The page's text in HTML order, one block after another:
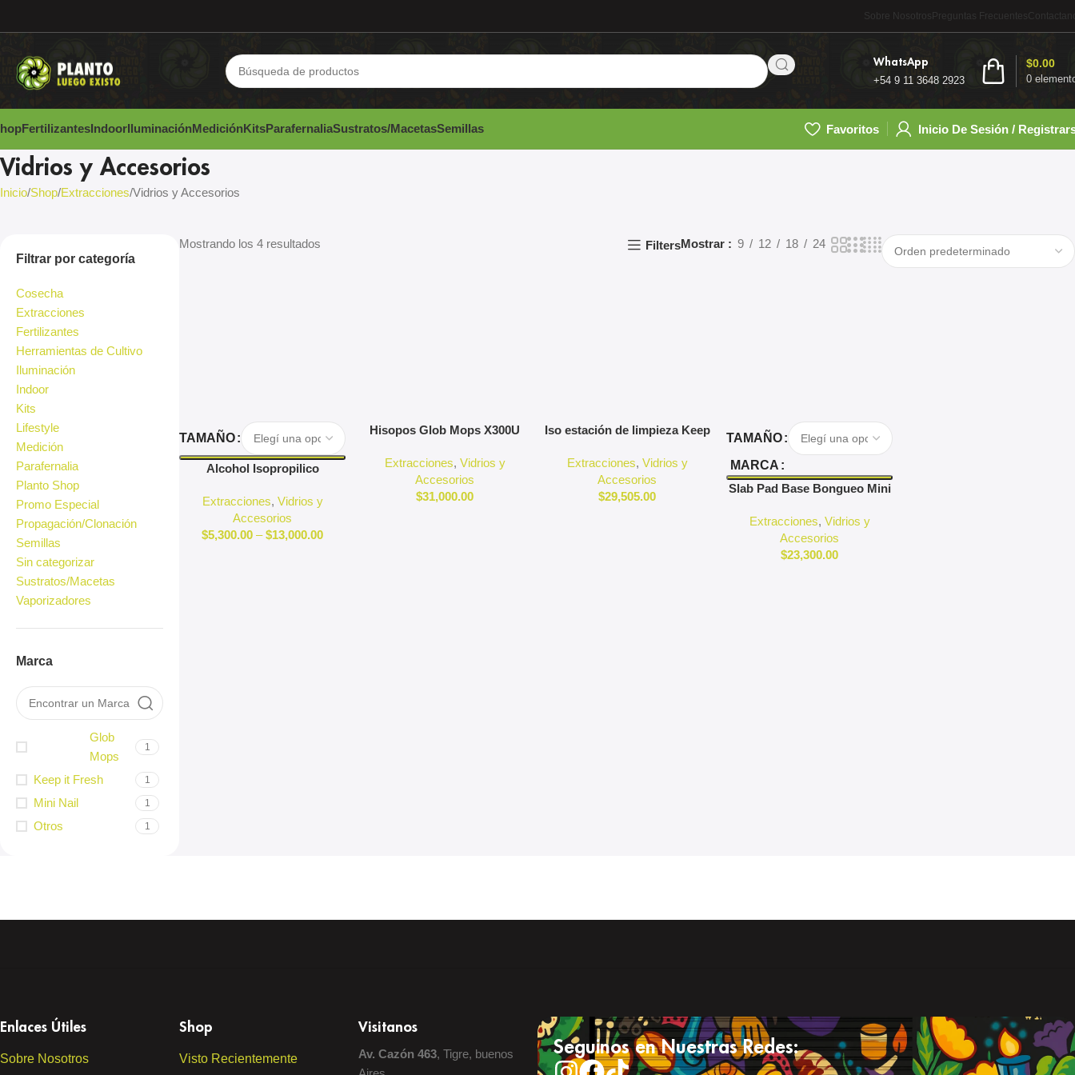
Sobre Nosotros Preguntas Frecuentes
WhatsApp
+54 9 11 3648 2923 0
$0.00
FertilizantesIndoorIluminaciónMediciónKitsParafernaliaSustratos/MacetasSemillas Favoritos Inicio De Sesión /
Vidrios y Accesorios
Inicio Shop Extracciones Vidrios y Accesorios
Filtrar por categoría
Cosecha
Extracciones
Fertilizantes
Herramientas de Cultivo
Iluminación
Indoor
Kits
Lifestyle
Medición
Parafernalia
Planto Shop
Promo Especial
Propagación/Clonación
Semillas
Sin categorizar
Sustratos/Macetas
Vaporizadores
Marca
Glob
Mops
1
Keep it Fresh 1
Mini Nail 1
Otros 1
Mostrando los 4 resultados FiltersMostrar 9 12 18 24
Seleccionar Opciones
TAMAÑO
Alcohol Isopropilico
Extracciones, Vidrios y
Accesorios
$5,300.00 – $13,000.00
Agregar Al Carrito
Hisopos Glob Mops X300U
Extracciones, Vidrios y
Accesorios
$31,000.00
Agregar Al Carrito
Iso estación de limpieza Keep
Extracciones, Vidrios y
Accesorios
$29,505.00
Seleccionar Opciones
TAMAÑO
MARCA
Slab Pad Base Bongueo Mini
Extracciones, Vidrios y
Accesorios
$23,300.00
Enlaces Útiles
Sobre Nosotros
Shop
Visto Recientemente
Visitanos
Av. Cazón 463, Tigre, buenos
Seguinos en Nuestras Redes: